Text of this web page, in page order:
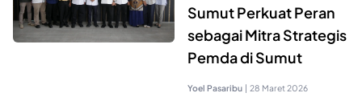
Sumut Perkuat Peran
sebagai Mitra Strategis
Pemda di Sumut
Yoel Pasaribu | 28 Maret 2026